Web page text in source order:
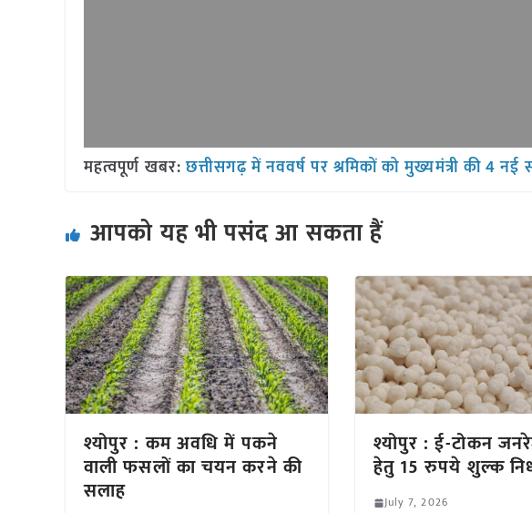
महत्वपूर्ण खबर: छत्तीसगढ़ में नववर्ष पर श्रमिकों को मुख्यमंत्री की 4 नई
आपको यह भी पसंद आ सकता हैं
श्योपुर : कम अवधि में पकने
वाली फसलों का चयन करने की
सलाह
श्योपुर : ई-टोकन
हेतु 15 रुपये शुल्क
July 7, 2026